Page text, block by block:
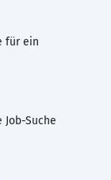
für ein
Suche